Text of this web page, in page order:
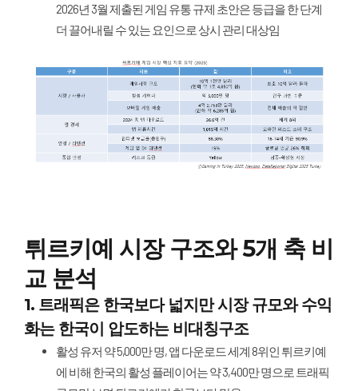
2026년 3월 제출된 게임 유통 규제 초안은 등급을 한 단계
더 끌어내릴 수 있는 요인으로 상시 관리 대상임
튀르키예 시장 구조와 5개 축 비
교 분석
1. 트래픽은 한국보다 넓지만 시장 규모와 수익
화는 한국이 압도하는 비대칭구조
활성 유저 약 5,000만 명, 앱 다운로드 세계 8위인 튀르키예
에 비해 한국의 활성 플레이어는 약 3,400만 명으로 트래픽